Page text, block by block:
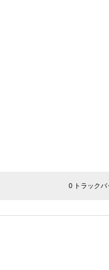
0 トラックバ